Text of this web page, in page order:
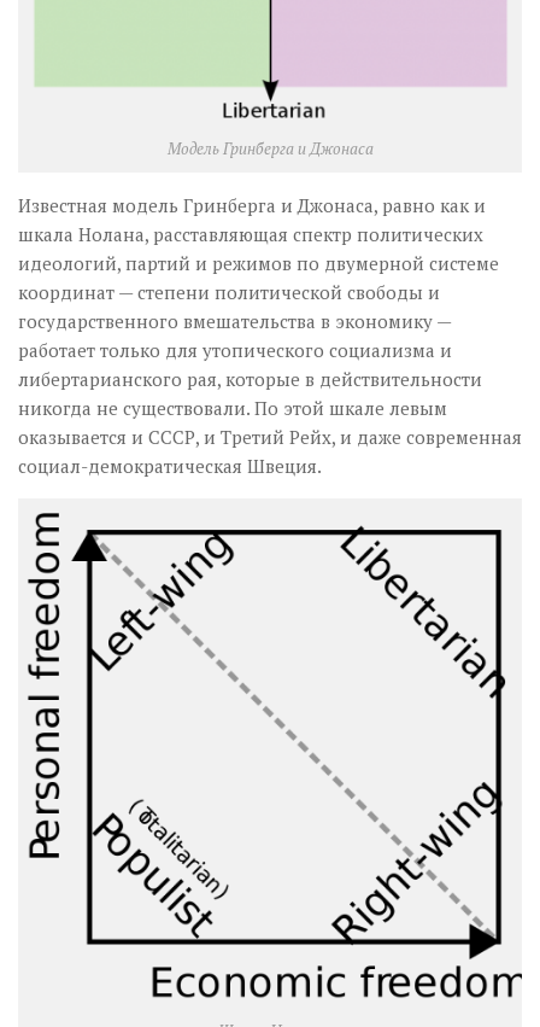
Модель Гринберга и Джонаса
Известная модель Гринберга и Джонаса, равно как и
шкала Нолана, расставляющая спектр политических
идеологий, партий и режимов по двумерной системе
координат — степени политической свободы и
государственного вмешательства в экономику —
работает только для утопического социализма и
либертарианского рая, которые в действительности
никогда не существовали. По этой шкале левым
оказывается и СССР, и Третий Рейх, и даже современная
социал-демократическая Швеция.